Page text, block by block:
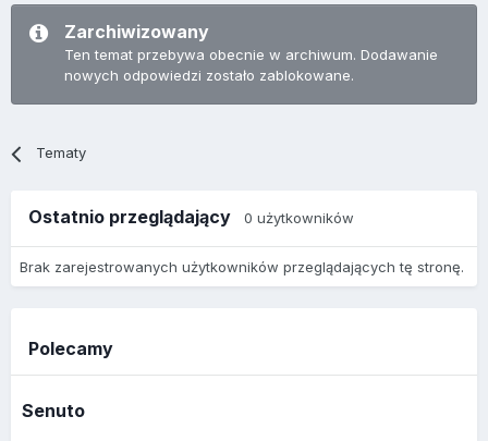
Zarchiwizowany
Ten temat przebywa obecnie w archiwum. Dodawanie
nowych odpowiedzi zostało zablokowane.
Tematy
Ostatnio przeglądający 0 użytkowników
Brak zarejestrowanych użytkowników przeglądających tę stronę.
Polecamy
Senuto